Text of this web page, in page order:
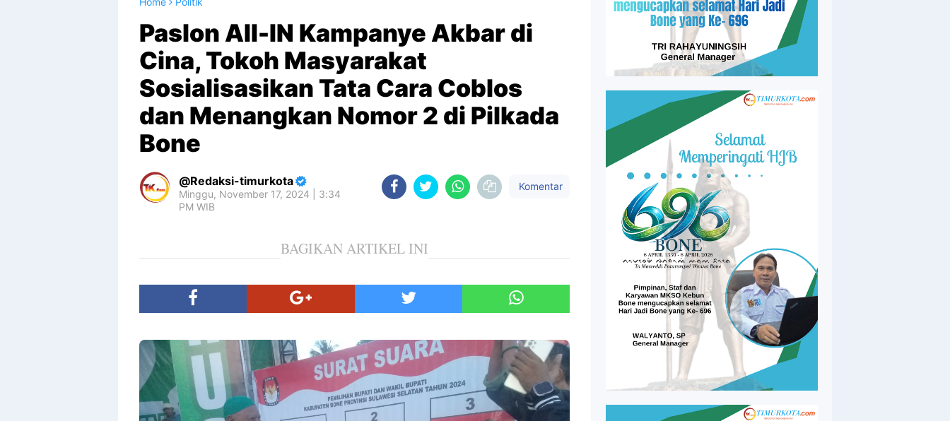
Paslon AII-IN Kampanye Akbar di
Cina, Tokoh Masyarakat
Sosialisasikan Tata Cara Coblos
dan Menangkan Nomor 2 di Pilkada
Bone
Redaksi-timurkota
Minggu, November 17, 2024 | 3:34
PM WIB
Komentar
BAGIKAN ARTIKEL INI